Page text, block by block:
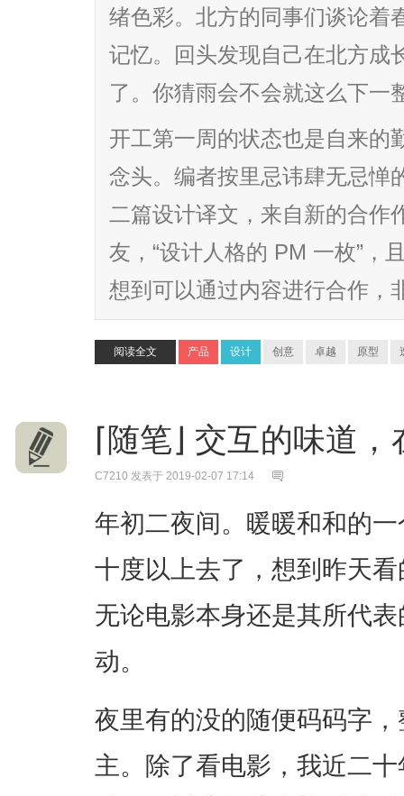
绪色彩。北方的同事们谈论着
记忆。回头发现自己在北方成
了。你猜雨会不会就这么下一
开工第一周的状态也是自来的
念头。编者按里忌讳肆无忌惮
二篇设计译文，来自新的合作
友，“设计人格的 PM 一枚”，
想到可以通过内容进行合作，
阅读全文 产品 设计 创意 卓越 原型
⌈随笔⌋ 交互的味道
C7210 发表于 2019-02-07 17:14
年初二夜间。暖暖和和的
十度以上去了，想到昨天
无论电影本身还是其所代
动。
夜里有的没的随便码码字
主。除了看电影，我近二